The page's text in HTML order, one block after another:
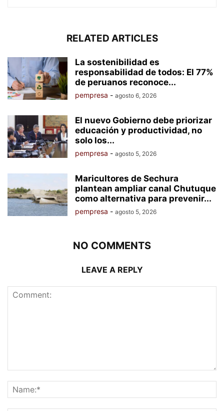
RELATED ARTICLES
La sostenibilidad es
responsabilidad de todos: El 77%
de peruanos reconoce...
pempresa - agosto 6, 2026
El nuevo Gobierno debe priorizar
educación y productividad, no
solo los...
pempresa - agosto 5, 2026
Maricultores de Sechura
plantean ampliar canal Chutuque
como alternativa para prevenir...
pempresa - agosto 5, 2026
NO COMMENTS
LEAVE A REPLY